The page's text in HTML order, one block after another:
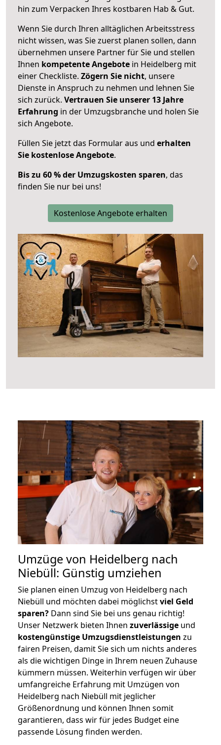
hin zum Verpacken Ihres kostbaren Hab & Gut.
Wenn Sie durch Ihren alltäglichen Arbeitsstress
nicht wissen, was Sie zuerst planen sollen, dann
übernehmen unsere Partner für Sie und stellen
Ihnen kompetente Angebote in Heidelberg mit
einer Checkliste. Zögern Sie nicht, unsere
Dienste in Anspruch zu nehmen und lehnen Sie
sich zurück. Vertrauen Sie unserer 13 Jahre
Erfahrung in der Umzugsbranche und holen Sie
sich Angebote.
Füllen Sie jetzt das Formular aus und erhalten
Sie kostenlose Angebote.
Bis zu 60 % der Umzugskosten sparen, das
finden Sie nur bei uns!
Kostenlose Angebote erhalten
Umzüge von Heidelberg nach
Niebüll: Günstig umziehen
Sie planen einen Umzug von Heidelberg nach
Niebüll und möchten dabei möglichstviel Geld
sparen? Dann sind Sie bei uns genau richtig!
Unser Netzwerk bieten Ihnen zuverlässige und
kostengünstige Umzugsdienstleistungen zu
fairen Preisen, damit Sie sich um nichts anderes
als die wichtigen Dinge in Ihrem neuen Zuhause
kümmern müssen. Weiterhin verfügen wir über
umfangreiche Erfahrung mit Umzügen von
Heidelberg nach Niebüll mit jeglicher
Größenordnung und können Ihnen somit
garantieren, dass wir für jedes Budget eine
passende Lösung finden werden.